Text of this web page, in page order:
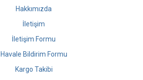
Hakkımızda
İletişim
İletişim Formu
Havale Bildirim Formu
Kargo Takibi